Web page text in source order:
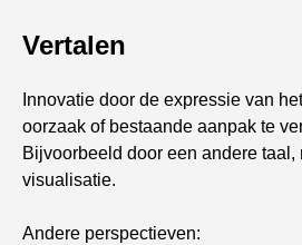
Vertalen
Innovatie door de expressie van
oorzaak of bestaande aanpak te
Bijvoorbeeld door een andere taal,
visualisatie.
Andere perspectieven: